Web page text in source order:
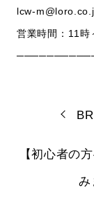
lcw-
営業時間：11時
【初心者の
み